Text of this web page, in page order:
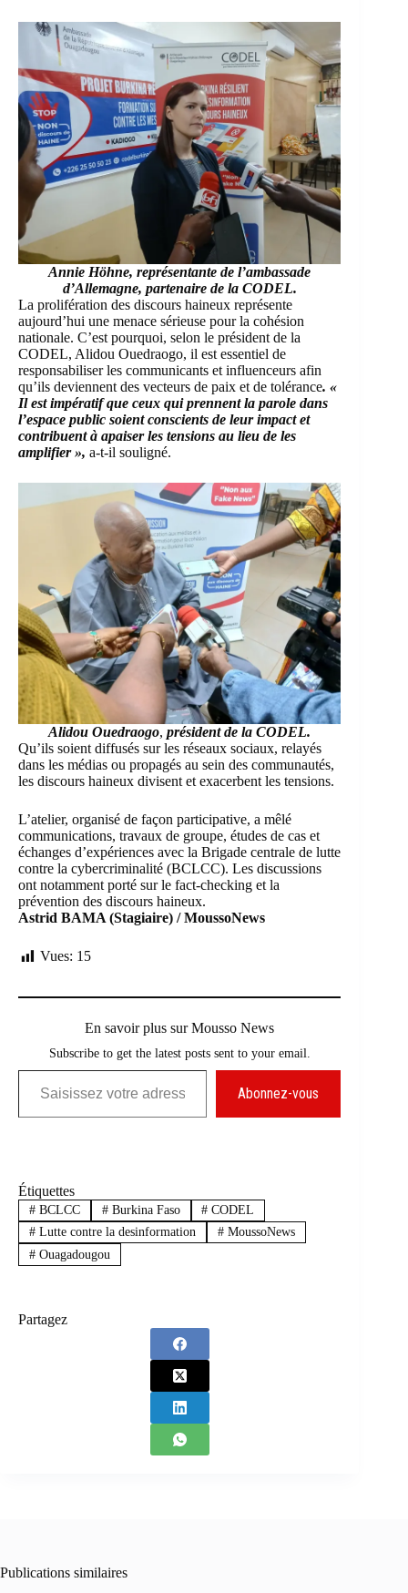
Annie Höhne, représentante de l’ambassade
d’Allemagne, partenaire de la CODEL.
La prolifération des discours haineux représente
aujourd’hui une menace sérieuse pour la cohésion
nationale. C’est pourquoi, selon le président de la
CODEL, Alidou Ouedraogo, il est essentiel de
responsabiliser les communicants et influenceurs afin
qu’ils deviennent des vecteurs de paix et de tolérance. «
Il est impératif que ceux qui prennent la parole dans
l’espace public soient conscients de leur impact et
contribuent à apaiser les tensions au lieu de les
amplifier », a-t-il souligné.
Alidou Ouedraogo,président de la CODEL.
Qu’ils soient diffusés sur les réseaux sociaux, relayés
dans les médias ou propagés au sein des communautés,
les discours haineux divisent et exacerbent les tensions.
L’atelier, organisé de façon participative, a mêlé
communications, travaux de groupe, études de cas et
échanges d’expériences avec la Brigade centrale de lutte
contre la cybercriminalité (BCLCC). Les discussions
ont notamment porté sur le fact-checking et la
prévention des discours haineux.
Astrid BAMA (Stagiaire) / MoussoNews
Vues: 15
En savoir plus sur Mousso News
Subscribe to get the latest posts sent to your email.
Saisissez votre adresse e-mail…
Abonnez-vous
Étiquettes
#BCLCC #Burkina Faso # CODEL
#Lutte contre la desinformation #MoussoNews
#Ouagadougou
Partagez
Publications similaires